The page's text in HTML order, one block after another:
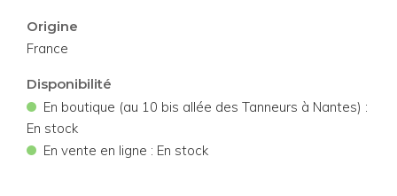
Origine
France
Disponibilité
• En boutique (au 10 bis allée des Tanneurs à Nantes) :
En stock
• En vente en ligne : En stock